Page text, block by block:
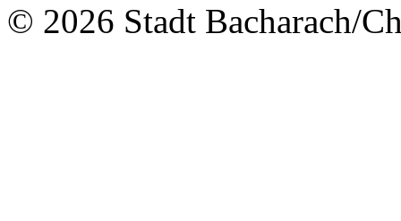
© 2026 Stadt Bacharach/